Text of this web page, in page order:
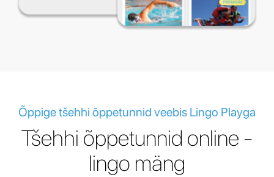
Õppige tšehhi õppetunnid veebis Lingo Playga
Tšehhi õppetunnid online -
lingo mäng